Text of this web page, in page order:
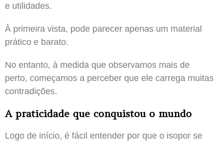
e utilidades.
À primeira vista, pode parecer apenas um material
prático e barato.
No entanto, à medida que observamos mais de
perto, começamos a perceber que ele carrega muitas
contradições.
A praticidade que conquistou o mundo
Logo de início, é fácil entender por que o isopor se